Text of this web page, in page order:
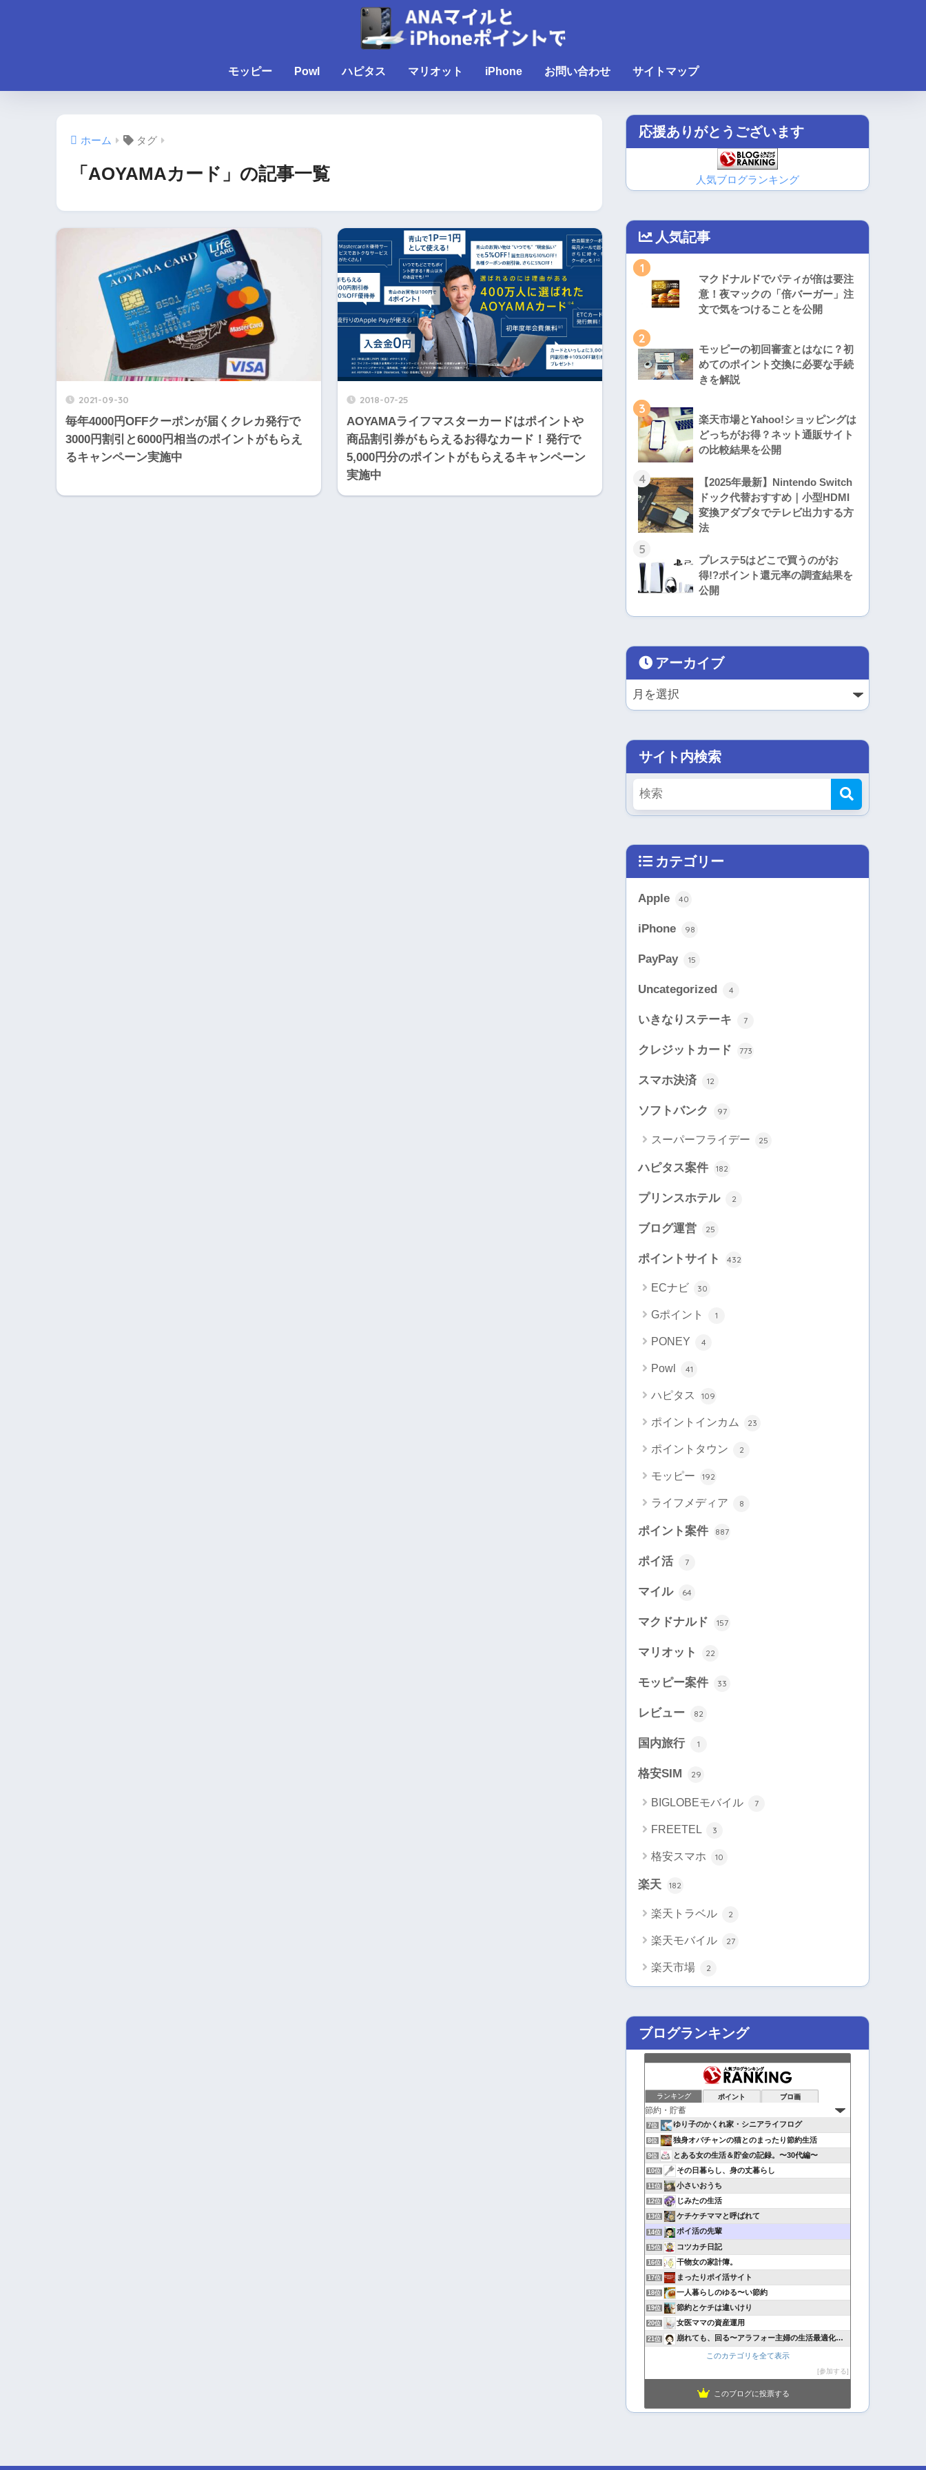
モッピー Powl ハピタス マリオット iPhone お問い合わせ サイトマップ
ホーム タグ
「AOYAMAカード」の記事一覧
2021-09-30
毎年4000円OFFクーポンが届くクレカ発行で
3000円割引と6000円相当のポイントがもらえ
るキャンペーン実施中
2018-07-25
AOYAMAライフマスターカードはポイントや
商品割引券がもらえるお得なカード！発行で
5,000円分のポイントがもらえるキャンペーン
実施中
応援ありがとうございます
人気ブログランキング
人気記事
1
マクドナルドでパティが倍は要注
意！夜マックの「倍バーガー」注
文で気をつけることを公開
2
モッピーの初回審査とはなに？初
めてのポイント交換に必要な手続
きを解説
3
楽天市場とYahoo!ショッピングは
どっちがお得？ネット通販サイト
の比較結果を公開
4
【2025年最新】Nintendo Switch
ドック代替おすすめ｜小型HDMI
変換アダプタでテレビ出力する方
法
5
プレステ5はどこで買うのがお
得!?ポイント還元率の調査結果を
公開
アーカイブ
サイト内検索
カテゴリー
Apple 40
iPhone 98
PayPay 15
Uncategorized 4
いきなりステーキ 7
クレジットカード 773
スマホ決済 12
ソフトバンク 97
スーパーフライデー 25
ハピタス案件 182
プリンスホテル 2
ブログ運営 25
ポイントサイト 432
ECナビ 30
Gポイント 1
PONEY 4
Powl 41
ハピタス 109
ポイントインカム 23
ポイントタウン 2
モッピー 192
ライフメディア 8
ポイント案件 887
ポイ活 7
マイル 64
マクドナルド 157
マリオット 22
モッピー案件 33
レビュー 82
国内旅行 1
格安SIM 29
BIGLOBEモバイル 7
FREETEL 3
格安スマホ 10
楽天 182
楽天トラベル 2
楽天モバイル 27
楽天市場 2
ブログランキング
ランキング ポイント ブロ画
7位 ゆり子のかくれ家・シニアライフログ
8位 独身オバチャンの猫とのまったり節約生活
9位 とある女の生活＆貯金の記録。〜30代編〜
10位 その日暮らし、身の丈暮らし
11位 小さいおうち
12位 じみたの生活
13位 ケチケチママと呼ばれて
14位 ポイ活の先輩
15位 コツカチ日記
16位 干物女の家計簿。
17位 まったりポイ活サイト
18位 一人暮らしのゆる〜い節約
19位 節約とケチは違いけり
20位 女医ママの資産運用
21位 崩れても、回る〜アラフォー主婦の生活最適化日記
このカテゴリを全て表示
参加する
このブログに投票する